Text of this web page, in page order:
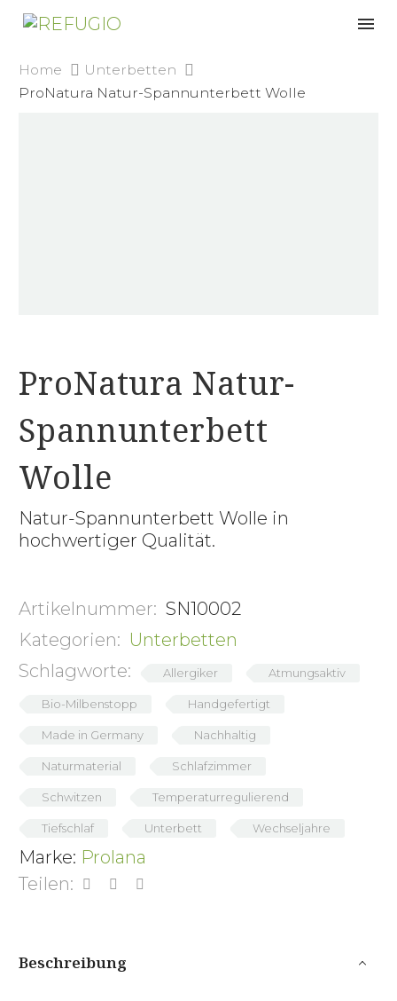
Home
Unterbetten
ProNatura Natur-Spannunterbett Wolle
ProNatura Natur-
Spannunterbett
Wolle
Natur-Spannunterbett Wolle in
hochwertiger Qualität.
Artikelnummer: SN10002
Kategorien: Unterbetten
Schlagworte:
Allergiker Atmungsaktiv
Bio-Milbenstopp Handgefertigt
Made in Germany Nachhaltig
Naturmaterial Schlafzimmer
Schwitzen Temperaturregulierend
Tiefschlaf Unterbett Wechseljahre
Marke: Prolana
Teilen:
Beschreibung